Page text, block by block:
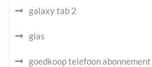
galaxy tab 2
glas
goedkoop telefoon abonnement